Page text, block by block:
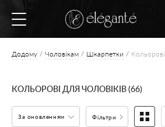
Додому Чоловікам Шкарпетки Кольорові
КОЛЬОРОВІ ДЛЯ ЧОЛОВІКІВ (66)
За оновленням Фільтри